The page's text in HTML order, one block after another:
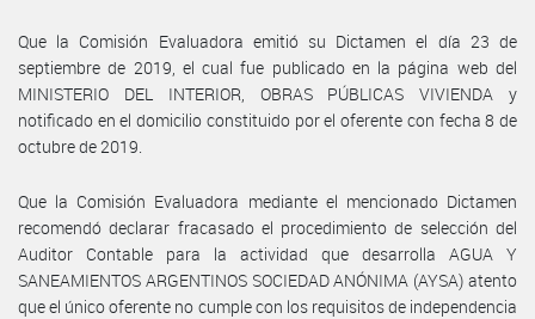
Que la Comisión Evaluadora emitió su Dictamen el día 23 de
septiembre de 2019, el cual fue publicado en la página web del
MINISTERIO DEL INTERIOR, OBRAS PÚBLICAS VIVIENDA y
notificado en el domicilio constituido por el oferente con fecha 8 de
octubre de 2019.
Que la Comisión Evaluadora mediante el mencionado Dictamen
recomendó declarar fracasado el procedimiento de selección del
Auditor Contable para la actividad que desarrolla AGUA Y
SANEAMIENTOS ARGENTINOS SOCIEDAD ANÓNIMA (AYSA) atento
que el único oferente no cumple con los requisitos de independencia